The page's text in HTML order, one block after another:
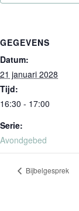
GEGEVENS
Datum:
21 januari 2028
Tijd:
16:30 - 17:00
Serie:
Avondgebed
Bijbelgesprek